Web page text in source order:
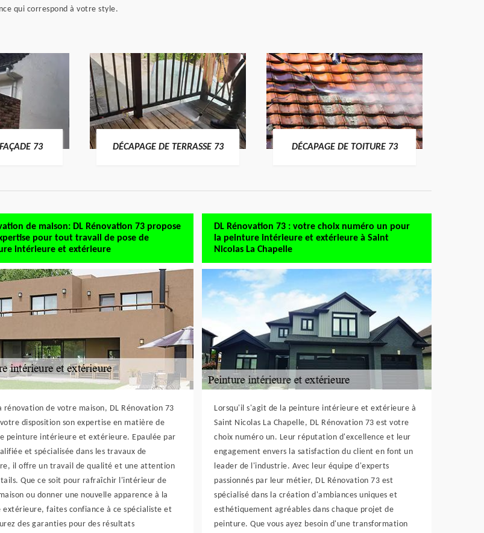
qui correspond à votre style.
73 DÉCAPAGE DE TERRASSE 73 DÉCAPAGE DE TOITURE 73
de maison: DL Rénovation 73 propose
pour tout travail de pose de
intérieure et extérieure
rénovation de votre maison, DL Rénovation 73
disposition son expertise en matière de
peinture intérieure et extérieure. Epaulée par
et spécialisée dans les travaux de
il offre un travail de qualité et une attention
Que ce soit pour rafraîchir l'intérieur de
ou donner une nouvelle apparence à la
extérieure, faites confiance à ce spécialiste et
des garanties pour des résultats
DL Rénovation 73 : votre choix numéro un pour
la peinture intérieure et extérieure à Saint
Nicolas La Chapelle
Lorsqu'il s'agit de la peinture intérieure et extérieure à
Saint Nicolas La Chapelle, DL Rénovation 73 est votre
choix numéro un. Leur réputation d'excellence et leur
engagement envers la satisfaction du client en font un
leader de l'industrie. Avec leur équipe d'experts
passionnés par leur métier, DL Rénovation 73 est
spécialisé dans la création d'ambiances uniques et
esthétiquement agréables dans chaque projet de
peinture. Que vous ayez besoin d'une transformation